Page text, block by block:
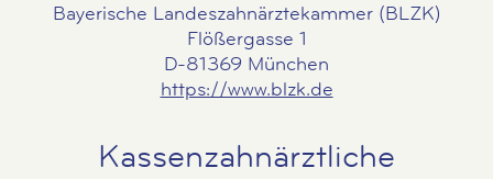
Bayerische Landeszahnärztekammer (BLZK)
Flößergasse 1
D-81369 München
https://www.blzk.de
Kassenzahnärztliche